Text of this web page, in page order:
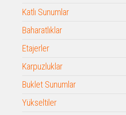
Katlı Sunumlar
Baharatlıklar
Etajerler
Karpuzluklar
Buklet Sunumlar
Yükseltiler